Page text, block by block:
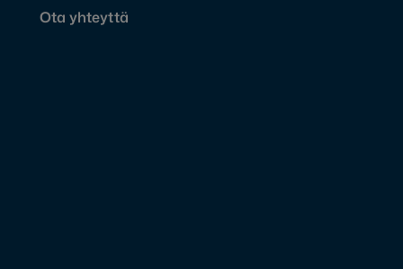
Ota yhteyttä